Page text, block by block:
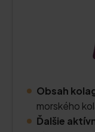
Obsah
morského
Ďalšie